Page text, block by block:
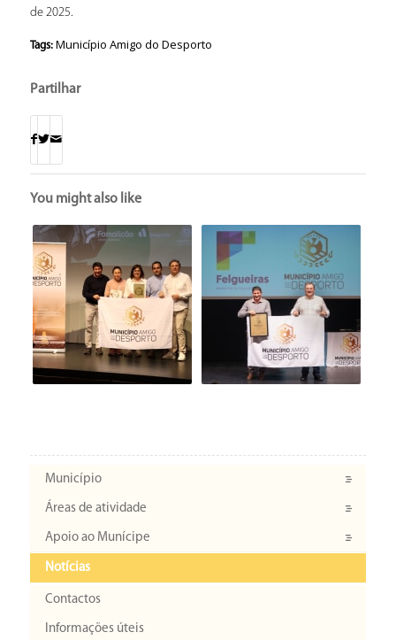
de 2025.
Tags: Município Amigo do Desporto
Partilhar
You might also like
Município
Áreas de atividade
Apoio ao Munícipe
Notícias
Contactos
Informações úteis